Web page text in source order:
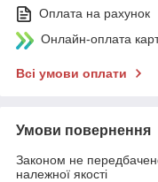
Оплата на рахунок
Онлайн-оплата
Всі умови оплати
Умови повернення
Законом не
належної якості